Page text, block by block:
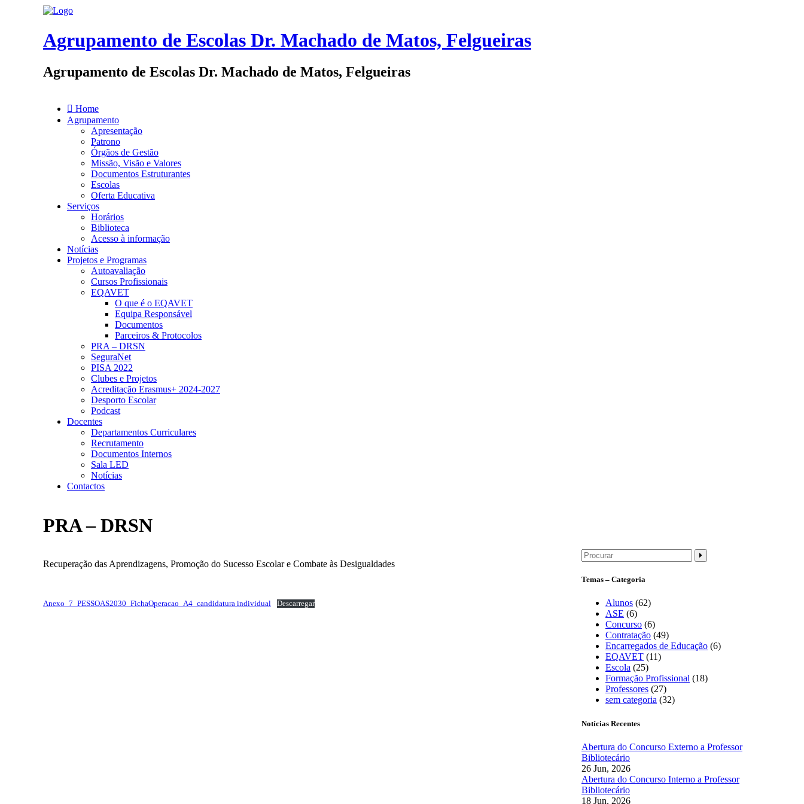
Agrupamento de Escolas Dr. Machado de Matos, Felgueiras
Agrupamento de Escolas Dr. Machado de Matos, Felgueiras
Home
Agrupamento
Apresentação
Patrono
Órgãos de Gestão
Missão, Visão e Valores
Documentos Estruturantes
Escolas
Oferta Educativa
Serviços
Horários
Biblioteca
Acesso à informação
Notícias
Projetos e Programas
Autoavaliação
Cursos Profissionais
EQAVET
O que é o EQAVET
Equipa Responsável
Documentos
Parceiros & Protocolos
PRA – DRSN
SeguraNet
PISA 2022
Clubes e Projetos
Acreditação Erasmus+ 2024-2027
Desporto Escolar
Podcast
Docentes
Departamentos Curriculares
Recrutamento
Documentos Internos
Sala LED
Notícias
Contactos
PRA – DRSN
Recuperação das Aprendizagens, Promoção do Sucesso Escolar e Combate às Desigualdades
Anexo_7_PESSOAS2030_FichaOperacao_A4_candidatura individual Descarregar
Temas – Categoria
Alunos (62)
ASE (6)
Concurso (6)
Contratação (49)
Encarregados de Educação (6)
EQAVET (11)
Escola (25)
Formação Profissional (18)
Professores (27)
sem categoria (32)
Notícias Recentes
Abertura do Concurso Externo a Professor
Bibliotecário
26 Jun, 2026
Abertura do Concurso Interno a Professor
Bibliotecário
18 Jun, 2026